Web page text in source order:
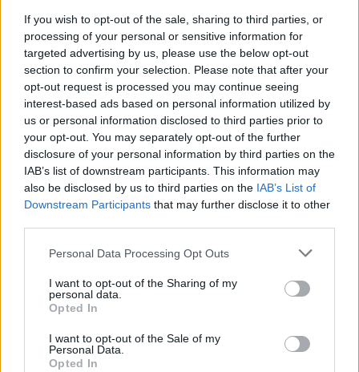
If you wish to opt-out of the sale, sharing to third parties, or
processing of your personal or sensitive information for
targeted advertising by us, please use the below opt-out
section to confirm your selection. Please note that after your
opt-out request is processed you may continue seeing
interest-based ads based on personal information utilized by
us or personal information disclosed to third parties prior to
your opt-out. You may separately opt-out of the further
disclosure of your personal information by third parties on the
IAB’s list of downstream participants. This information may
also be disclosed by us to third parties on the IAB’s List of
Downstream Participants that may further disclose it to other
Please note that this website/app uses one or more Google
not limited to your visit or usage behaviour. You may click to
grant or deny consent to Google and its third-party tags to
use your data for below specified purposes in below Google
consent section.
Personal Data Processing Opt Outs
I want to opt-out of the Sharing of my
personal data.
Opted In
I want to opt-out of the Sale of my
Personal Data.
Opted In
Η Toyota φέρνει νέα γενιά
μπαταριών για τα υβριδικά
της
Σε κινεζική… πολιορκία η
αυτοκινητοβιομηχανία
Νέο Audi A2 e-tron με στόχο την κορυφή της
αποδοτικότητας
Εθνική Νεανίδων: Με τη
Βουλγαρία για τις θέσεις 5-
8 του Ευρωμπάσκετ (live
O θάνατός του Μπράντον
Κλαρκ προκλήθηκε από